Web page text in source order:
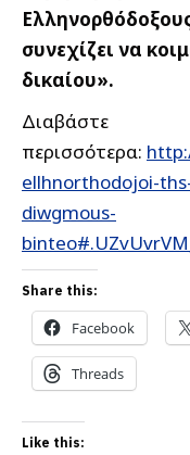
συνεχίζει να
δικαίου».
Διαβάστε
περισσότερα:
ellhnorthodojoi-
diwgmous-
Share this:
Facebook
Threads
Like this: